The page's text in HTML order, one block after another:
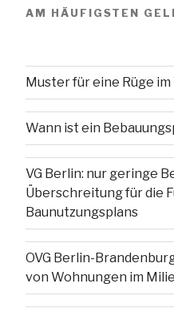
AM HÄUFIGSTEN
Muster für eine Rüge
Wann ist ein
VG Berlin: nur geringe
Überschreitung für die
Baunutzungsplans
OVG Berlin-
von Wohnungen im